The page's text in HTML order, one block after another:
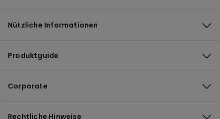
Nützliche Informationen
Produktguide
Corporate
Rechtliche Hinweise